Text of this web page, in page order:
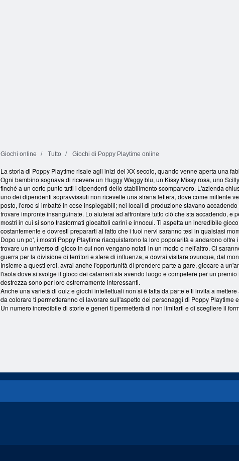
Giochi online Tutto Giochi di Poppy Playtime online
La storia di Poppy Playtime risale agli inizi del XX secolo, quando venne aperta una
Ogni bambino sognava di ricevere un Huggy Waggy blu, un Kissy Missy rosa, uno
finché a un certo punto tutti i dipendenti dello stabilimento scomparvero. L'azienda
uno dei dipendenti sopravvissuti non ricevette una strana lettera, dove come mittente
posto, l'eroe si imbatté in cose inspiegabili; nei locali di produzione stavano
trovare impronte insanguinate. Lo aiuterai ad affrontare tutto ciò che sta accadendo,
mostri in cui si sono trasformati giocattoli carini e innocui. Ti aspetta un incredibile
costantemente e dovresti prepararti al fatto che i tuoi nervi saranno tesi in qualsiasi
Dopo un po', i mostri Poppy Playtime riacquistarono la loro popolarità e andarono
trovare un universo di gioco in cui non vengano notati in un modo o nell'altro. Ci
guerra per la divisione di territori e sfere di influenza, e dovrai visitare ovunque, dal
Insieme a questi eroi, avrai anche l'opportunità di prendere parte a gare, giocare a
l'isola dove si svolge il gioco dei calamari sta avendo luogo e competere per un
destrezza sono per loro estremamente interessanti.
Anche una varietà di quiz e giochi intellettuali non si è fatta da parte e ti invita a
da colorare ti permetteranno di lavorare sull'aspetto dei personaggi di Poppy
Un numero incredibile di storie e generi ti permetterà di non limitarti e di scegliere il